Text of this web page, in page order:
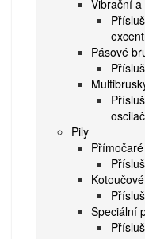
Vibrační
Pásové
Pily
Speciální